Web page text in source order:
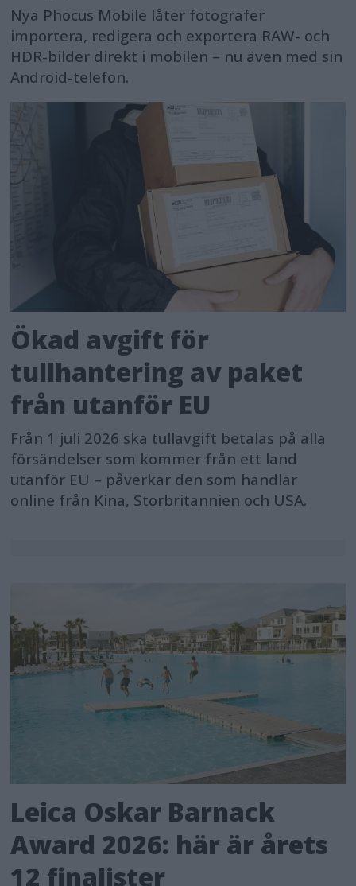
Nya Phocus Mobile låter fotografer
importera, redigera och exportera RAW- och
HDR-bilder direkt i mobilen – nu även med sin
Android-telefon.
Ökad avgift för
tullhantering av paket
från utanför EU
Från 1 juli 2026 ska tullavgift betalas på alla
försändelser som kommer från ett land
utanför EU – påverkar den som handlar
online från Kina, Storbritannien och USA.
Leica Oskar Barnack
Award 2026: här är årets
12 finalister